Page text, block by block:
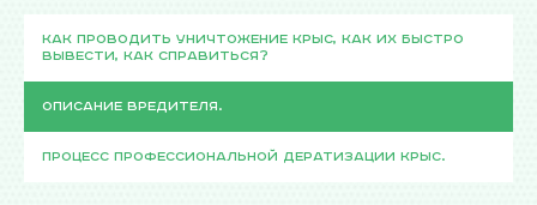
Как проводить уничтожение крыс, как их быстро
вывести, как справиться?
Описание вредителя.
Процесс профессиональной дератизации крыс.